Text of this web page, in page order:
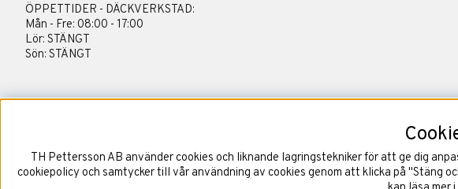
ÖPPETTIDER - DÄCKVERKSTAD:
Mån - Fre: 08:00 - 17:00
Lör: STÄNGT
Sön: STÄNGT
TH Pettersson AB använder cookies och liknande lagringstekniker för att ge dig
cookiepolicy och samtycker till vår användning av cookies genom att klicka på "Stäng